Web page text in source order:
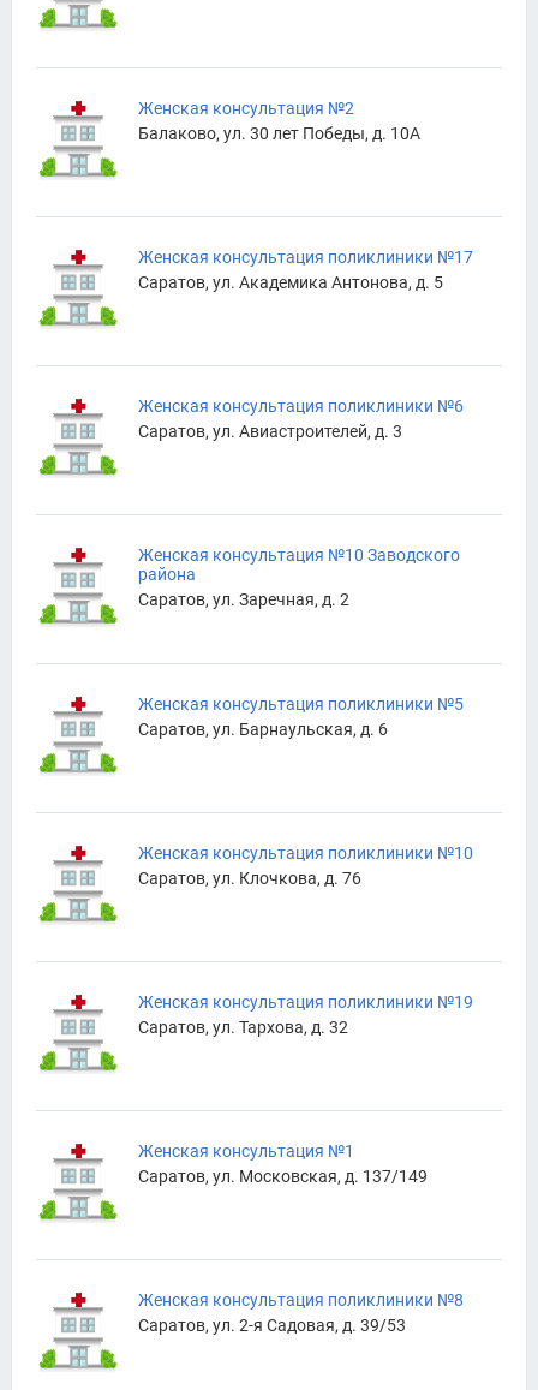
Женская консультация №2
Балаково, ул. 30 лет Победы, д. 10А
Женская консультация поликлиники №17
Саратов, ул. Академика Антонова, д. 5
Женская консультация поликлиники №6
Саратов, ул. Авиастроителей, д. 3
Женская консультация №10 Заводского
района
Саратов, ул. Заречная, д. 2
Женская консультация поликлиники №5
Саратов, ул. Барнаульская, д. 6
Женская консультация поликлиники №10
Саратов, ул. Клочкова, д. 76
Женская консультация поликлиники №19
Саратов, ул. Тархова, д. 32
Женская консультация №1
Саратов, ул. Московская, д. 137/149
Женская консультация поликлиники №8
Саратов, ул. 2-я Садовая, д. 39/53